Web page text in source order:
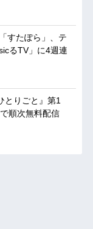
すたぽら」、テ
るTV」に4週連
とりごと』第1
順次無料配信